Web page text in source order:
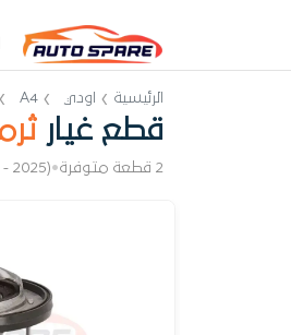
الرئيسية اودي A4
قطع غيار
2 قطعة متوفرة •
2025)